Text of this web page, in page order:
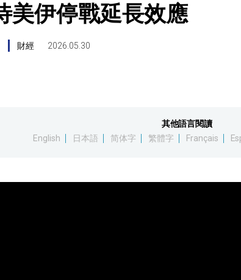
美伊停戰延長效應
財經 2026.05.30
其他語言閱讀
English
日本語 简体字 繁體字 Français